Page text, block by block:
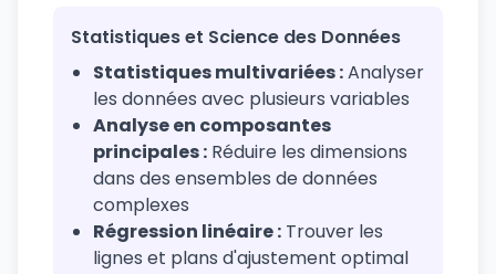
Statistiques et Science des Données
Statistiques multivariées :Analyser
les données avec plusieurs variables
Analyse en composantes
principales : Réduire les dimensions
dans des ensembles de données
complexes
Régression linéaire : Trouver les
lignes et plans d'ajustement optimal